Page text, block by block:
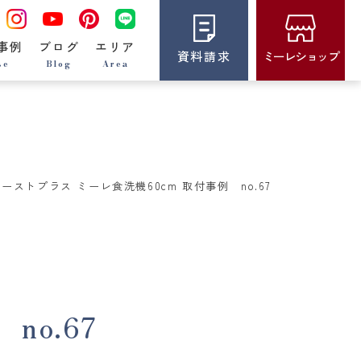
例 ブログ
Blog
エリア
Area
資料請求 ミーレショップ
ーストプラス ミーレ食洗機60cm 取付事例 no.67
no.67